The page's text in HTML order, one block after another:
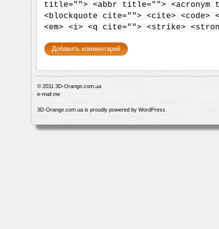
title=""> <abbr title=""> <acronym
<blockquote cite=""> <cite> <code>
<em> <i> <q cite=""> <strike>
© 2011 3D-Orange.com.ua
e-mail me
3D-Orange.com.ua is proudly powered by WordPress